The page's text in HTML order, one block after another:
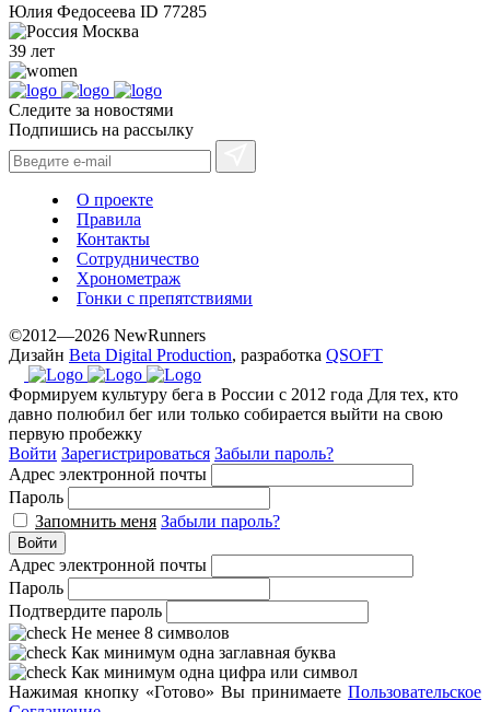
Юлия Федосеева ID 77285
Москва
39 лет
Следите за новостями
Подпишись на рассылку
О проекте
Правила
Контакты
Сотрудничество
Хронометраж
Гонки с препятствиями
©2012—2026 NewRunners
Дизайн Beta Digital Production, разработка QSOFT
Формируем культуру бега в России с 2012 года Для тех, кто
давно полюбил бег или только собирается выйти на свою
первую пробежку
Войти Зарегистрироваться Забыли пароль?
Адрес электронной почты
Пароль
Запомнить меня Забыли пароль?
Войти
Адрес электронной почты
Пароль
Подтвердите пароль
Не менее 8 символов
Как минимум одна заглавная буква
Как минимум одна цифра или символ
Нажимая кнопку «Готово» Вы принимаете Пользовательское